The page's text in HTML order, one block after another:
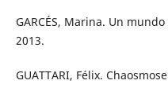
GARCÉS, Marina. Un
2013.
GUATTARI, Félix.